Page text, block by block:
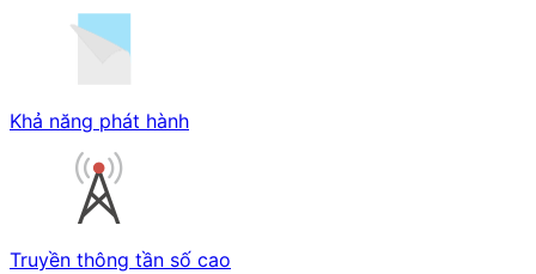
Khả năng phát hành
Truyền thông tần số cao